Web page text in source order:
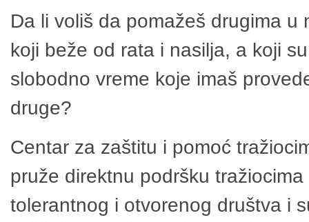
Da li voliš da pomažeš drugima
koji beže od rata i nasilja, a koji
slobodno vreme koje imaš
druge?
Centar za zaštitu i pomoć
pruže direktnu podršku
tolerantnog i otvorenog društva i